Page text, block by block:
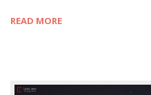
READ MORE